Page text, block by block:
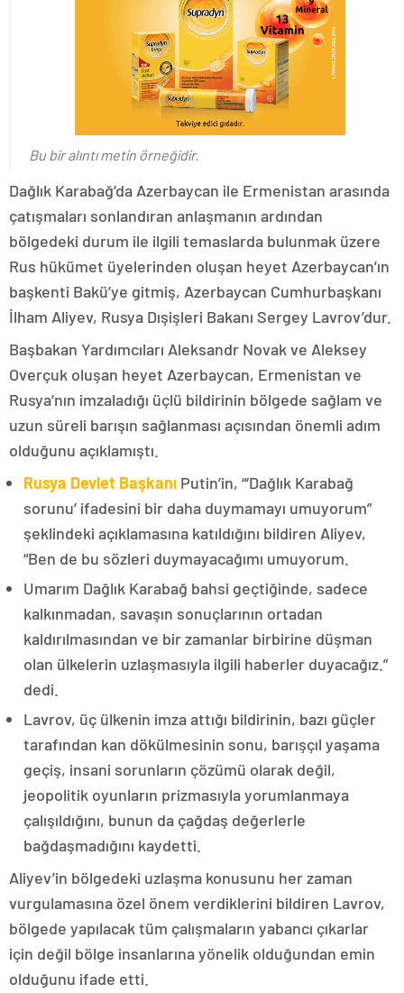
Bu bir alıntı metin örneğidir.
Dağlık Karabağ’da Azerbaycan ile Ermenistan arasında
çatışmaları sonlandıran anlaşmanın ardından
bölgedeki durum ile ilgili temaslarda bulunmak üzere
Rus hükümet üyelerinden oluşan heyet Azerbaycan’ın
başkenti Bakü’ye gitmiş, Azerbaycan Cumhurbaşkanı
İlham Aliyev, Rusya Dışişleri Bakanı Sergey Lavrov’dur.
Başbakan Yardımcıları Aleksandr Novak ve Aleksey
Overçuk oluşan heyet Azerbaycan, Ermenistan ve
Rusya’nın imzaladığı üçlü bildirinin bölgede sağlam ve
uzun süreli barışın sağlanması açısından önemli adım
olduğunu açıklamıştı.
Rusya Devlet Başkanı Putin’in, “‘Dağlık Karabağ
sorunu’ ifadesini bir daha duymamayı umuyorum”
şeklindeki açıklamasına katıldığını bildiren Aliyev,
“Ben de bu sözleri duymayacağımı umuyorum.
Umarım Dağlık Karabağ bahsi geçtiğinde, sadece
kalkınmadan, savaşın sonuçlarının ortadan
kaldırılmasından ve bir zamanlar birbirine düşman
olan ülkelerin uzlaşmasıyla ilgili haberler duyacağız.”
dedi.
Lavrov, üç ülkenin imza attığı bildirinin, bazı güçler
tarafından kan dökülmesinin sonu, barışçıl yaşama
geçiş, insani sorunların çözümü olarak değil,
jeopolitik oyunların prizmasıyla yorumlanmaya
çalışıldığını, bunun da çağdaş değerlerle
bağdaşmadığını kaydetti.
Aliyev’in bölgedeki uzlaşma konusunu her zaman
vurgulamasına özel önem verdiklerini bildiren Lavrov,
bölgede yapılacak tüm çalışmaların yabancı çıkarlar
için değil bölge insanlarına yönelik olduğundan emin
olduğunu ifade etti.